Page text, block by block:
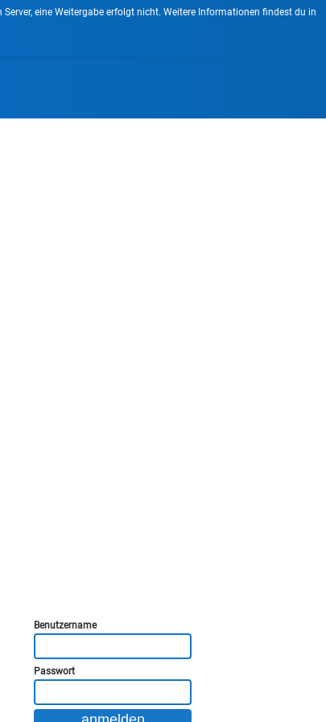
eine Weitergabe erfolgt nicht. Weitere Informationen findest du in
Benutzername
Passwort